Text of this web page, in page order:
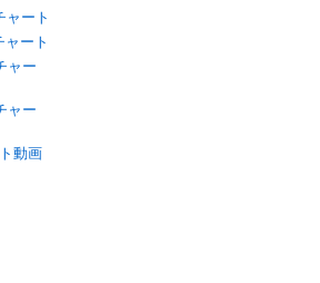
ャート
ャート
ャー
ャー
動画